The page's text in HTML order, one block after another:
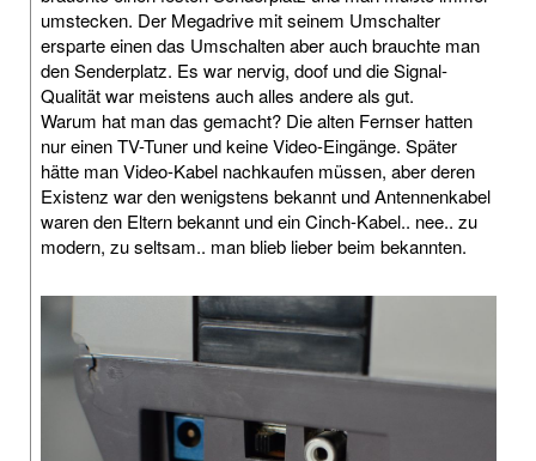
umstecken. Der Megadrive mit seinem Umschalter
ersparte einen das Umschalten aber auch brauchte man
den Senderplatz. Es war nervig, doof und die Signal-
Qualität war meistens auch alles andere als gut.
Warum hat man das gemacht? Die alten Fernser hatten
nur einen TV-Tuner und keine Video-Eingänge. Später
hätte man Video-Kabel nachkaufen müssen, aber deren
Existenz war den wenigstens bekannt und Antennenkabel
waren den Eltern bekannt und ein Cinch-Kabel.. nee.. zu
modern, zu seltsam.. man blieb lieber beim bekannten.